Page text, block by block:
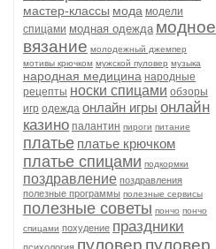
мастер-классы мода модели
спицами модная одежда модное
вязание молодежный джемпер
мотивы крючком мужской пуловер музыка
народная медицина народные
рецепты носки спицами обзоры
игр одежда онлайн игры онлайн
казино палантин пироги питание
платье платье крючком
платье спицами подкормки
поздравление поздравления
полезные программы полезные сервисы
полезные советы пончо пончо
спицами похудение праздники
пуловер пуловер